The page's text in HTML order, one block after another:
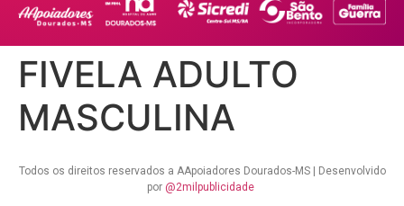
FIVELA ADULTO
MASCULINA
Todos os direitos reservados a AApoiadores Dourados-MS | Desenvolvido
por @2milpublicidade